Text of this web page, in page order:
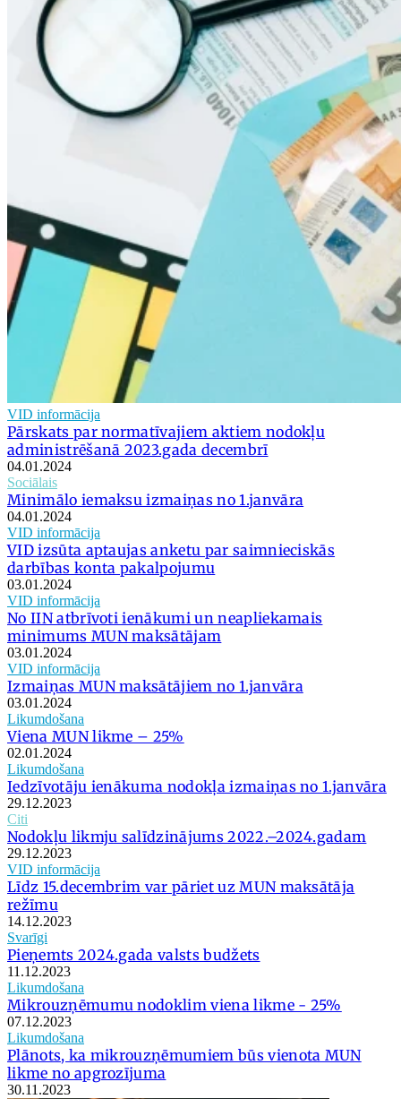
VID informācija
Pārskats par normatīvajiem aktiem nodokļu
administrēšanā 2023.gada decembrī
04.01.2024
Sociālais
Minimālo iemaksu izmaiņas no 1.janvāra
04.01.2024
VID informācija
VID izsūta aptaujas anketu par saimnieciskās
darbības konta pakalpojumu
03.01.2024
VID informācija
No IIN atbrīvoti ienākumi un neapliekamais
minimums MUN maksātājam
03.01.2024
VID informācija
Izmaiņas MUN maksātājiem no 1.janvāra
03.01.2024
Likumdošana
Viena MUN likme – 25%
02.01.2024
Likumdošana
Iedzīvotāju ienākuma nodokļa izmaiņas no 1.janvāra
29.12.2023
Citi
Nodokļu likmju salīdzinājums 2022.–2024.gadam
29.12.2023
VID informācija
Līdz 15.decembrim var pāriet uz MUN maksātāja
režīmu
14.12.2023
Svarīgi
Pieņemts 2024.gada valsts budžets
11.12.2023
Likumdošana
Mikrouzņēmumu nodoklim viena likme - 25%
07.12.2023
Likumdošana
Plānots, ka mikrouzņēmumiem būs vienota MUN
likme no apgrozījuma
30.11.2023